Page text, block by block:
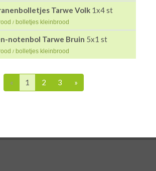
Tarwe Volk 1x4 st
/ bolletjes kleinbrood
notenbol Tarwe Bruin 5x1 st
/ bolletjes kleinbrood
« 1 2 3 »